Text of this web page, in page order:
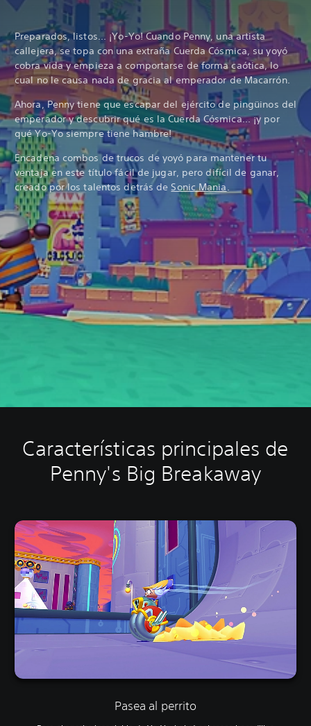
Preparados, listos... ¡Yo-Yo! Cuando Penny, una artista
callejera, se topa con una extraña Cuerda Cósmica, su yoyó
cobra vida y empieza a comportarse de forma caótica, lo
cual no le causa nada de gracia al emperador de Macarrón.
Ahora, Penny tiene que escapar del ejército de pingüinos del
emperador y descubrir qué es la Cuerda Cósmica... ¡y por
qué Yo-Yo siempre tiene hambre!
Encadena combos de trucos de yoyó para mantener tu
ventaja en este título fácil de jugar, pero difícil de ganar,
creado por los talentos detrás deSonic Mania
Características principales de
Penny's Big Breakaway
Pasea al perrito